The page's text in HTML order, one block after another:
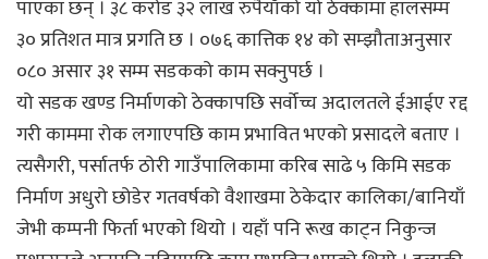
पाएका छन् । ३८ करोड ३२ लाख रुपैयाँको यो ठेक्कामा हालसम्म
३० प्रतिशत मात्र प्रगति छ । ०७६ कात्तिक १४ को सम्झौताअनुसार
०८० असार ३१ सम्म सडकको काम सक्नुपर्छ ।
यो सडक खण्ड निर्माणको ठेक्कापछि सर्वोच्च अदालतले ईआईए रद्द
गरी काममा रोक लगाएपछि काम प्रभावित भएको प्रसादले बताए ।
त्यसैगरी, पर्सातर्फ ठोरी गाउँपालिकामा करिब साढे ५ किमि सडक
निर्माण अधुरो छोडेर गतवर्षको वैशाखमा ठेकेदार कालिका/बानियाँ
जेभी कम्पनी फिर्ता भएको थियो । यहाँ पनि रूख काट्न निकुन्ज